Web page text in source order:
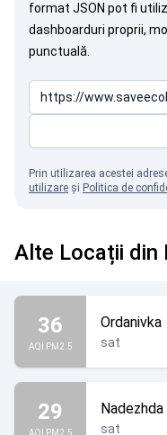
format JSON pot fi
dashboarduri proprii,
punctuală.
Prin utilizarea acestei
utilizare și Politica de
Alte Locații din
36
AQI PM2.5
Ordanivka
sat
29
AQI PM2.5
Nadezhda
sat